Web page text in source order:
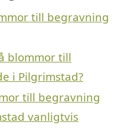
till begravning
blommor till
i Pilgrimstad?
till begravning
vanligtvis